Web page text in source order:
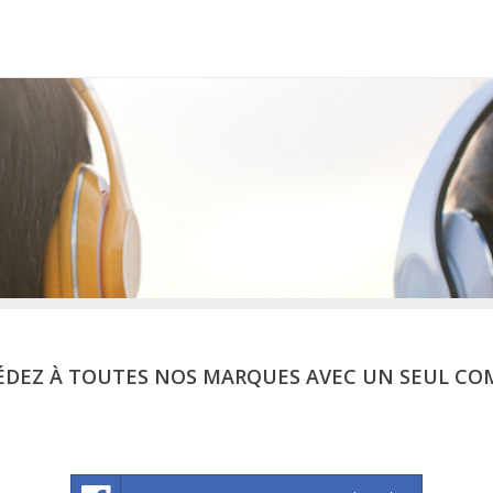
À TOUTES NOS MARQUES AVEC UN SEUL